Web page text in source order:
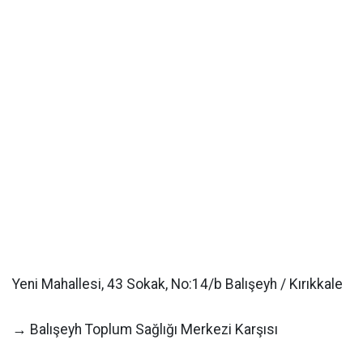
Yeni Mahallesi, 43 Sokak, No:14/b Balışeyh / Kırıkkale
→ Balışeyh Toplum Sağlığı Merkezi Karşısı